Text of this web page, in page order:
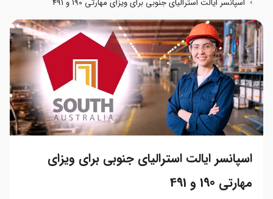
اسپانسر ایالت استرالیای جنوبی برای ویزای مهارتی 190 و 491
اسپانسر ایالت استرالیای جنوبی برای ویزای
مهارتی 190 و 491